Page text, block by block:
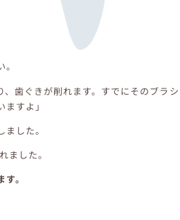
歯ぐきが削れます。すでにそのブラシ
すよ」
した。
ました。
。